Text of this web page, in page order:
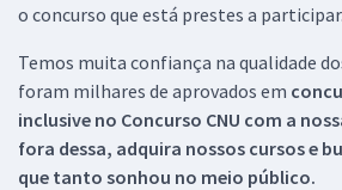
o concurso que está prestes a participar.
Temos muita confiança na qualidade
foram milhares de aprovados em
inclusive no Concurso CNU com a
fora dessa, adquira nossos cursos e
que tanto sonhou no meio público.